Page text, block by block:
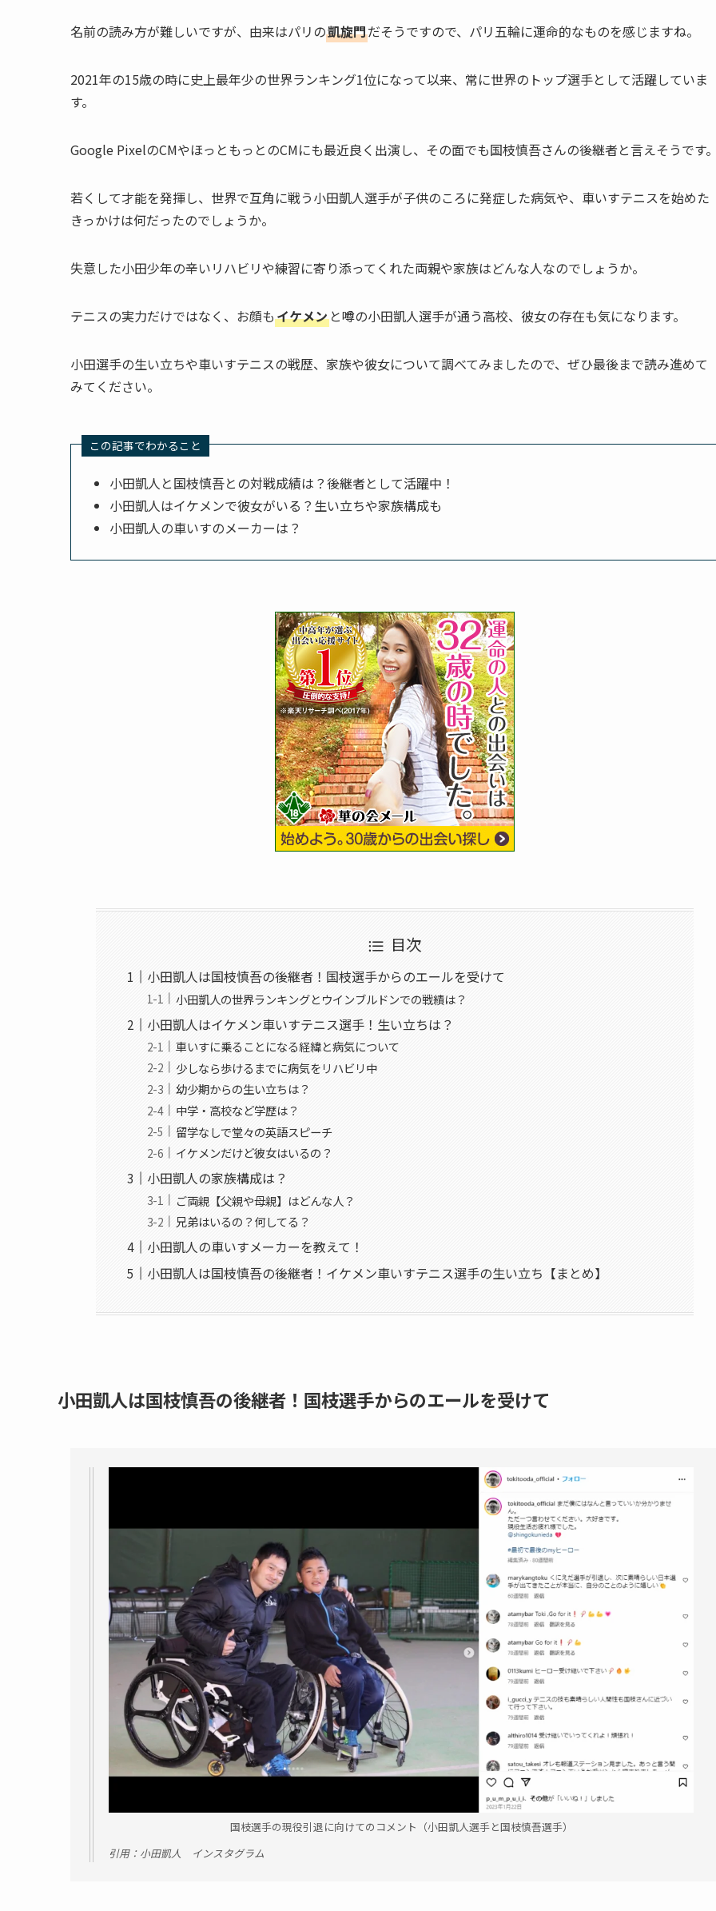
名前の読み方が難しいですが、由来はパリの凱旋門だそうですので、パリ五輪に運命的なものを感じますね。
2021年の15歳の時に史上最年少の世界ランキング1位になって以来、常に世界のトップ選手として活躍していま
す。
Google PixelのCMやほっともっとのCMにも最近良く出演し、その面でも国枝慎吾さんの後継者と言えそうです
若くして才能を発揮し、世界で互角に戦う小田凱人選手が子供のころに発症した病気や、車いすテニスを始めた
きっかけは何だったのでしょうか。
失意した小田少年の辛いリハビリや練習に寄り添ってくれた両親や家族はどんな人なのでしょうか。
テニスの実力だけではなく、お顔もイケメン と噂の小田凱人選手が通う高校、彼女の存在も気になります。
小田選手の生い立ちや車いすテニスの戦歴、家族や彼女について調べてみましたので、ぜひ最後まで読み進めて
みてください。
この記事でわかること
小田凱人と国枝慎吾との対戦成績は？後継者として活躍中！
小田凱人はイケメンで彼女がいる？生い立ちや家族構成も
小田凱人の車いすのメーカーは？
目次
小田凱人は国枝慎吾の後継者！国枝選手からのエールを受けて
小田凱人の世界ランキングとウインブルドンでの戦績は？
小田凱人はイケメン車いすテニス選手！生い立ちは？
車いすに乗ることになる経緯と病気について
少しなら歩けるまでに病気をリハビリ中
幼少期からの生い立ちは？
中学・高校など学歴は？
留学なしで堂々の英語スピーチ
イケメンだけど彼女はいるの？
小田凱人の家族構成は？
ご両親【父親や母親】はどんな人？
兄弟はいるの？何してる？
小田凱人の車いすメーカーを教えて！
小田凱人は国枝慎吾の後継者！イケメン車いすテニス選手の生い立ち【まとめ】
小田凱人は国枝慎吾の後継者！国枝選手からのエールを受けて
国枝選手の現役引退に向けてのコメント（小田凱人選手と国枝慎吾選手）
引用：小田凱人 インスタグラム